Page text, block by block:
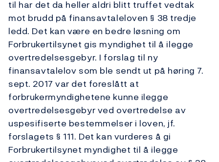
til har det da heller aldri blitt truffet vedtak
mot brudd på finansavtaleloven § 38 tredje
ledd. Det kan være en bedre løsning om
Forbrukertilsynet gis myndighet til å ilegge
overtredelsesgebyr. I forslag til ny
finansavtalelov som ble sendt ut på høring 7.
sept. 2017 var det foreslått at
forbrukermyndighetene kunne ilegge
overtredelsesgebyr ved overtredelse av
uspesifiserte bestemmelser i loven, jf.
forslagets § 111. Det kan vurderes å gi
Forbrukertilsynet myndighet til å ilegge